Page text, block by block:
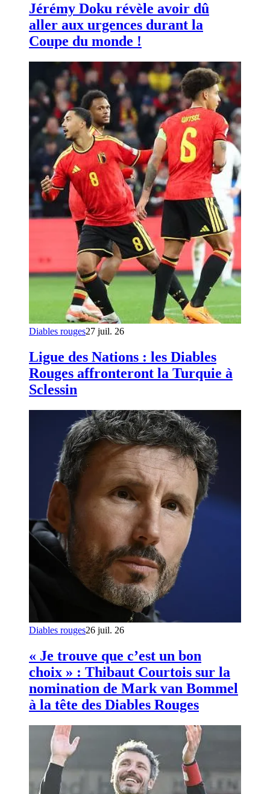
Jérémy Doku révèle avoir dû
aller aux urgences durant la
Coupe du monde !
Diables rouges27 juil. 26
Ligue des Nations : les Diables
Rouges affronteront la Turquie à
Sclessin
Diables rouges26 juil. 26
« Je trouve que c’est un bon
choix » : Thibaut Courtois sur la
nomination de Mark van Bommel
à la tête des Diables Rouges